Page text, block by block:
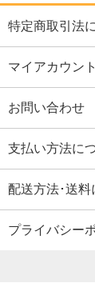
特定商取引法
マイアカウント
お問い合わせ
支払い方法に
配送方法･送料
プライバシー